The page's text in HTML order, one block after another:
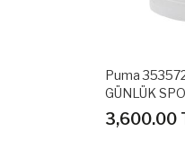
21 ROMA BASIC